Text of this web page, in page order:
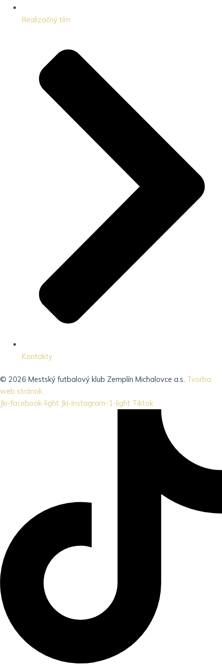
Realizačný tím
Kontakty
© 2026 Mestský futbalový klub Zemplín Michalovce a.s. Tvorba
web stránok
Jki-facebook-light Jki-instagram-1-light Tiktok